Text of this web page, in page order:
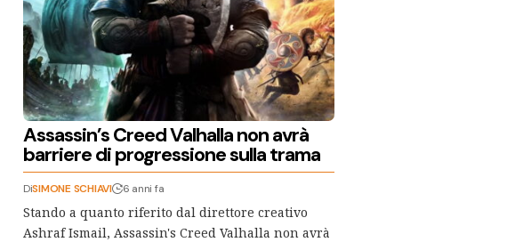
Assassin’s Creed Valhalla non avrà
barriere di progressione sulla trama
DiSIMONE SCHIAVI 6 anni fa
Stando a quanto riferito dal direttore creativo
Ashraf Ismail, Assassin's Creed Valhalla non avrà